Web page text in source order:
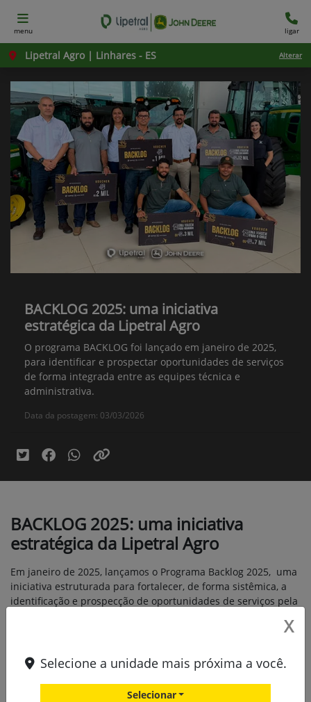
menu ligar
Lipetral Agro | Linhares - ES Alterar
BACKLOG 2025: uma iniciativa
estratégica da Lipetral Agro
O programa BACKLOG foi lançado em janeiro de 2025,
para identificar e prospectar oportunidades de serviços
de forma integrada entre as equipes técnica e
administrativa.
Data da postagem: 03/03/2026
BACKLOG 2025: uma iniciativa
estratégica da Lipetral Agro
Em janeiro de 2025, lançamos o Programa Backlog 2025, uma
iniciativa estruturada para fortalecer, de forma sistêmica, a
identificação e prospecção de oportunidades de serviços pela
O objetivo é maximizar o faturamento de peças e serviços por
meio de uma gestão proativa do backlog, elevando a taxa de
conversão de oportunidades identificadas em campo.
X
Selecione a unidade mais próxima a você.
Selecionar